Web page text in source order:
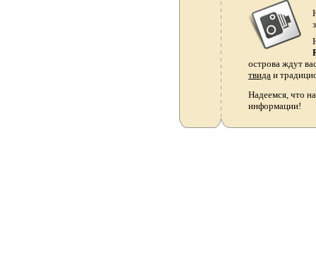
острова ждут
твида и
Надеемся, что
информации!